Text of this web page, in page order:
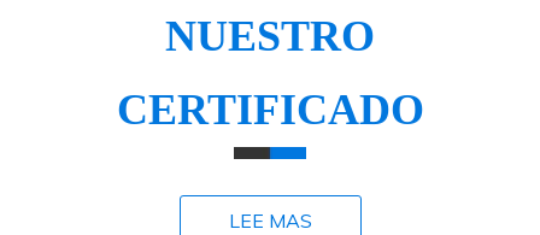
NUESTRO
CERTIFICADO
LEE MAS